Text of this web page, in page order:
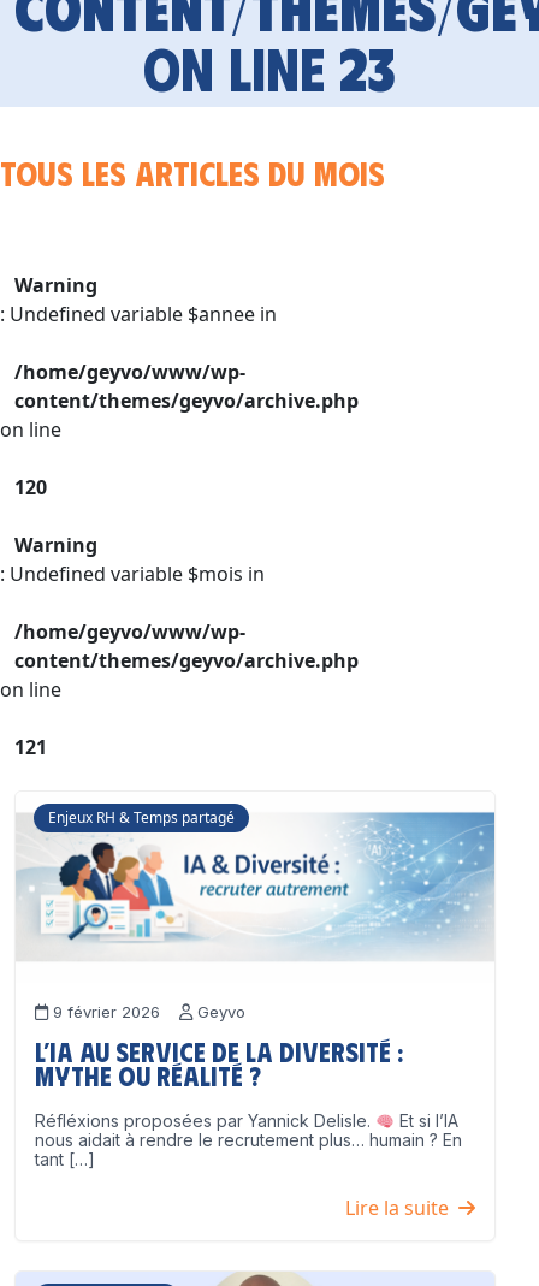
on line 23
Tous les articles du mois
Warning
: Undefined variable $annee in
/home/geyvo/www/wp-
content/themes/geyvo/archive.php
on line
120
Warning
: Undefined variable $mois in
/home/geyvo/www/wp-
content/themes/geyvo/archive.php
on line
121
Enjeux RH & Temps partagé
9 février 2026 Geyvo
L’IA au service de la diversité :
mythe ou réalité ?
Réfléxions proposées par Yannick Delisle.
Et si l’IA
nous aidait à rendre le recrutement plus… humain ? En
tant […]
Lire la suite